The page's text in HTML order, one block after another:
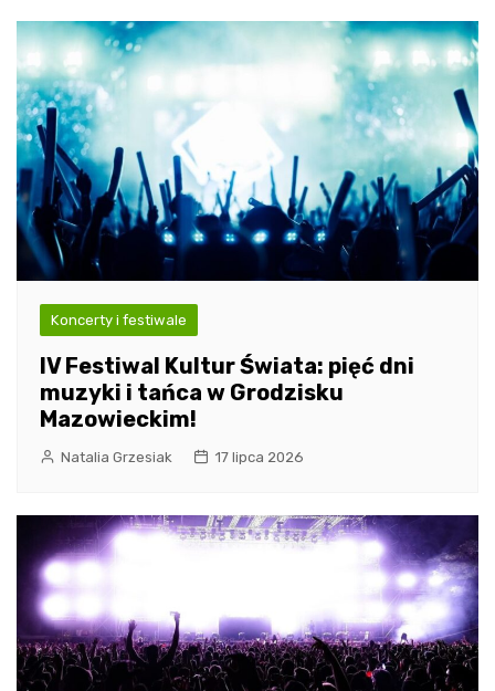
Koncerty i festiwale
IV Festiwal Kultur Świata: pięć dni
muzyki i tańca w Grodzisku
Mazowieckim!
Natalia Grzesiak 17 lipca 2026